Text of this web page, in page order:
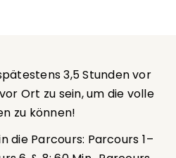
3,5 Stunden vor
Ort zu sein, um die volle
zu können!
die Parcours: Parcours 1 –